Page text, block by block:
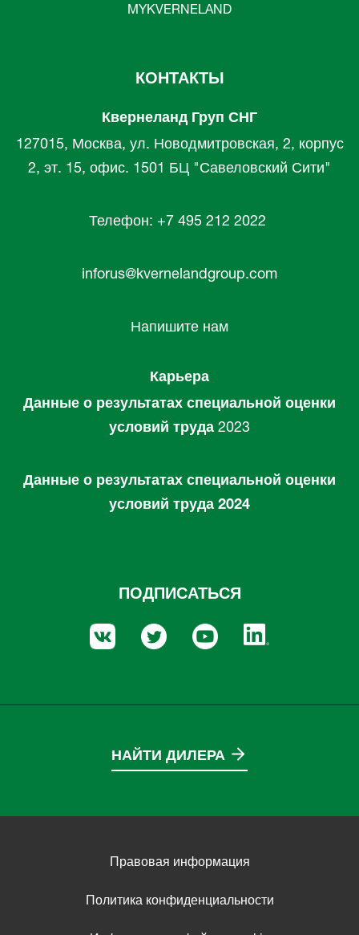
MYKVERNELAND
КОНТАКТЫ
Квернеланд Груп СНГ
127015, Москва, ул. Новодмитровская, 2, корпус
2, эт. 15, офис. 1501 БЦ "Савеловский Сити"
Телефон: +7 495 212 2022
inforus@kvernelandgroup.com
Напишите нам
Карьера
Данные о результатах специальной оценки
условий труда 2023
Данные о результатах специальной оценки
условий труда 2024
ПОДПИСАТЬСЯ
НАЙТИ ДИЛЕРА
Правовая информация
Политика конфиденциальности